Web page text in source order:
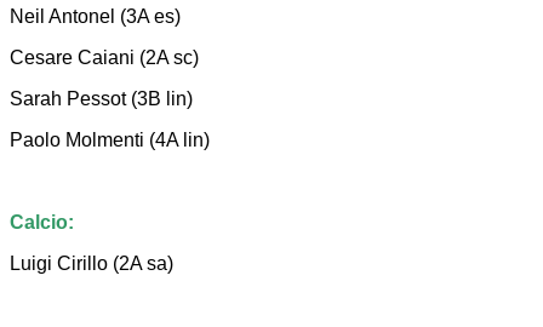
Neil Antonel (3A es)
Cesare Caiani (2A sc)
Sarah Pessot (3B lin)
Paolo Molmenti (4A lin)
Calcio:
Luigi Cirillo (2A sa)